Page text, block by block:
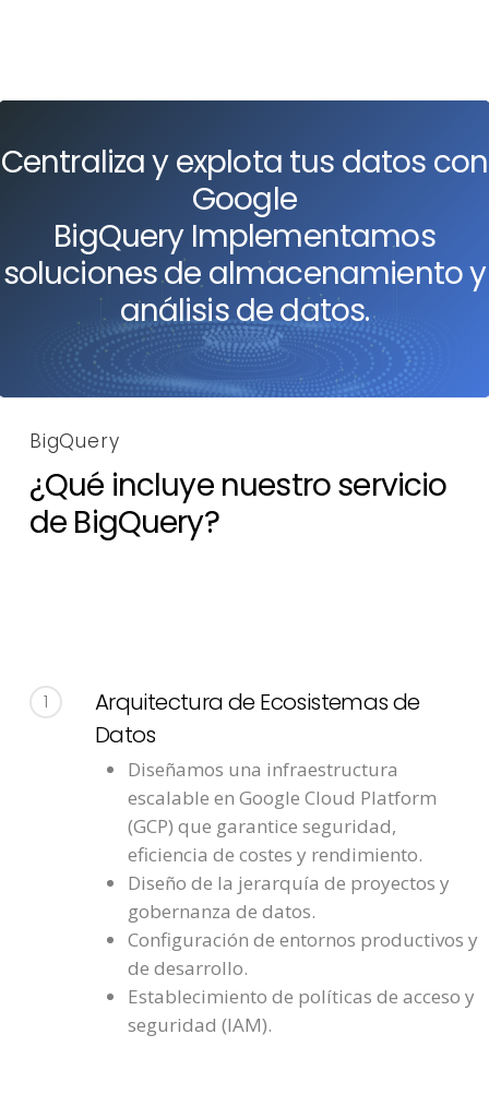
Centralizayexplota tus datos con
Google
BigQuery Implementamos
solucionesde almacenamientoy
análisisdedatos.
BigQuery
¿Qué incluye nuestro servicio
de BigQuery?
1
Arquitectura de Ecosistemas de
Datos
Diseñamos una infraestructura
escalable en Google Cloud Platform
(GCP) que garantice seguridad,
eficiencia de costes y rendimiento.
Diseño de la jerarquía de proyectos y
gobernanza de datos.
Configuración de entornos productivos y
de desarrollo.
Establecimiento de políticas de acceso y
seguridad (IAM).